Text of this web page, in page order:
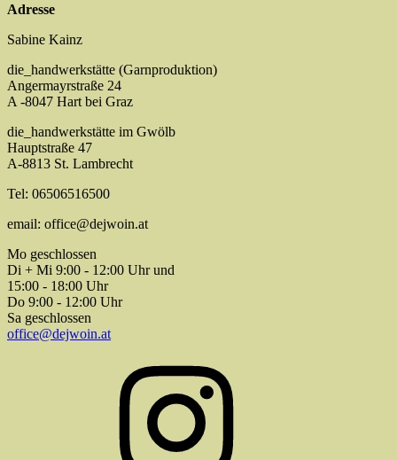
Adresse
Sabine Kainz
die_handwerkstätte (Garnproduktion)
Angermayrstraße 24
A -8047 Hart bei Graz
die_handwerkstätte im Gwölb
Hauptstraße 47
A-8813 St. Lambrecht
Tel: 06506516500
email: office@dejwoin.at
Mo geschlossen
Di + Mi 9:00 - 12:00 Uhr und
15:00 - 18:00 Uhr
Do 9:00 - 12:00 Uhr
Sa geschlossen
office@dejwoin.at